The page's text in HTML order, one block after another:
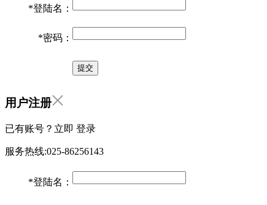
*登陆名：
*密码：
用户注册
已有账号？立即 登录
服务热线:025-86256143
*登陆名：